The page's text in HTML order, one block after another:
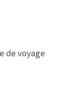
de voyage